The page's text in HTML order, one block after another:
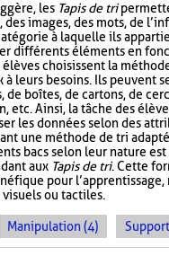
les Tapis de tri
des images, des mots, de
à laquelle ils
différents éléments en
choisissent la
leurs besoins. Ils peuvent
de boîtes, de cartons, de
etc. Ainsi, la tâche des
les données selon des
une méthode de tri
bacs selon leur nature
aux Tapis de tri. Cette
pour
ou tactiles.
Manipulation (4)